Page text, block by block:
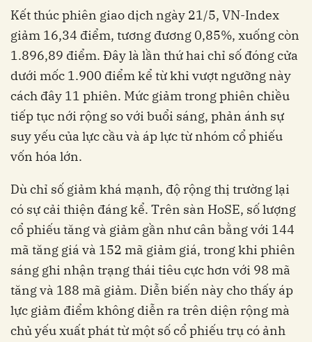
Kết thúc phiên giao dịch ngày 21/5, VN-Index
giảm 16,34 điểm, tương đương 0,85%, xuống còn
1.896,89 điểm. Đây là lần thứ hai chỉ số đóng cửa
dưới mốc 1.900 điểm kể từ khi vượt ngưỡng này
cách đây 11 phiên. Mức giảm trong phiên chiều
tiếp tục nới rộng so với buổi sáng, phản ánh sự
suy yếu của lực cầu và áp lực từ nhóm cổ phiếu
vốn hóa lớn.
Dù chỉ số giảm khá mạnh, độ rộng thị trường lại
có sự cải thiện đáng kể. Trên sàn HoSE, số lượng
cổ phiếu tăng và giảm gần như cân bằng với 144
mã tăng giá và 152 mã giảm giá, trong khi phiên
sáng ghi nhận trạng thái tiêu cực hơn với 98 mã
tăng và 188 mã giảm. Diễn biến này cho thấy áp
lực giảm điểm không diễn ra trên diện rộng mà
chủ yếu xuất phát từ một số cổ phiếu trụ có ảnh